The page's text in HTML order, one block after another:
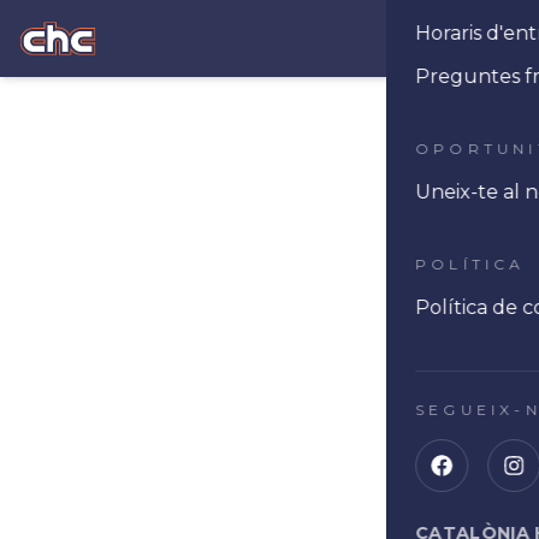
Horaris
Preguntes
Uneix-te al
POLÍTICA
Política de
SEGUEIX-
CATALÒNIA